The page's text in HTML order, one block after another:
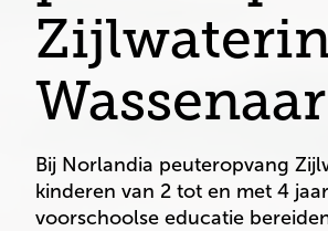
Wassenaar
Bij Norlandia peuteropvang
kinderen van 2 tot en met 4
voorschoolse educatie